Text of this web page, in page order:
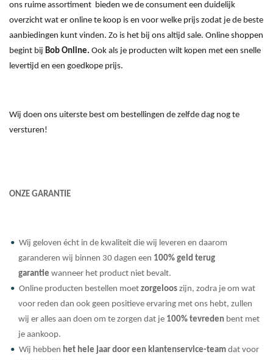
ons ruime assortiment bieden we de consument een duidelijk
overzicht wat er online te koop is en voor welke prijs zodat je de beste
aanbiedingen kunt vinden. Zo is het bij ons altijd sale. Online shoppen
begint bij Bob Online. Ook als je producten wilt kopen met een snelle
levertijd en een goedkope prijs.
Wij doen ons uiterste best om bestellingen de zelfde dag nog te
versturen!
ONZE GARANTIE
Wij geloven écht in de kwaliteit die wij leveren en daarom
garanderen wij binnen 30 dagen een 100% geld terug
garantie wanneer het product niet bevalt.
Online producten bestellen moet zorgeloos zijn, zodra je om wat
voor reden dan ook geen positieve ervaring met ons hebt, zullen
wij er alles aan doen om te zorgen dat je 100% tevreden bent met
je aankoop.
Wij hebben het hele jaar door een klantenservice-team dat voor